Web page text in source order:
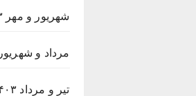
شهریور و مهر ۱۴۰۳
مرداد و شهریور ۱۴۰۳
تیر و مرداد ۱۴۰۳